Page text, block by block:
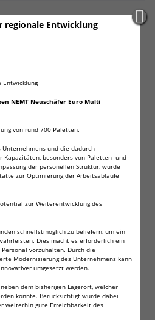
regionale Entwicklung
Entwicklung
NEMT Neuschäfer Euro Multi
von rund 700 Paletten.
Unternehmens und die dadurch
besonders von Paletten- und
der personellen Struktur, wurde
zur Optimierung der Arbeitsabläufe
zur Weiterentwicklung des
schnellstmöglich zu beliefern, um ein
Dies macht es erforderlich ein
vorzuhalten. Durch die
Modernisierung des Unternehmens kann
umgesetzt werden.
dem bisherigen Lagerort, welcher
konnte. Berücksichtigt wurde dabei
weiterhin gute Erreichbarkeit des
Verwendung in:
und Pulsuhren!